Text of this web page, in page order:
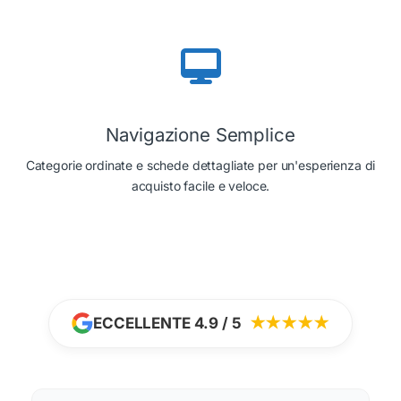
Navigazione Semplice
Categorie ordinate e schede dettagliate per un'esperienza di
acquisto facile e veloce.
ECCELLENTE 4.9 / 5 ★★★★★